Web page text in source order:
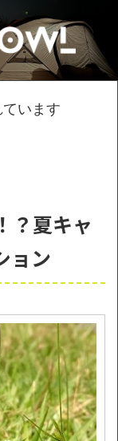
います
？夏キャ
ョン